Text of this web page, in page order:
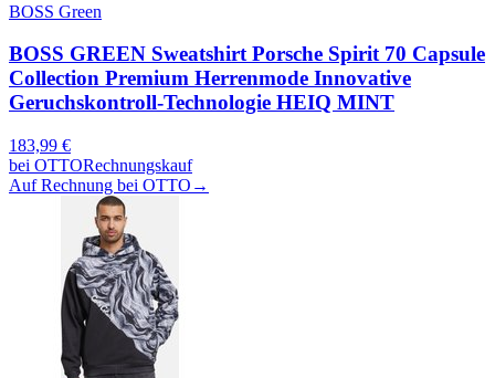
BOSS Green
BOSS GREEN Sweatshirt Porsche Spirit 70 Capsule
Collection Premium Herrenmode Innovative
Geruchskontroll-Technologie HEIQ MINT
183,99 €
bei OTTORechnungskauf
Auf Rechnung bei OTTO →